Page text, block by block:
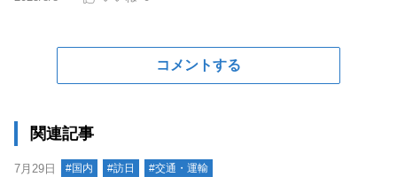
コメントする
関連記事
7月29日 #国内 #訪日 #交通・運輸